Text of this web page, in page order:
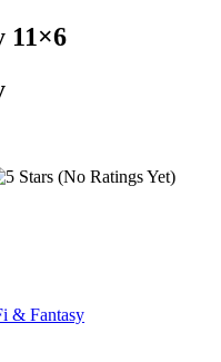
11×6
(No Ratings Yet)
& Fantasy